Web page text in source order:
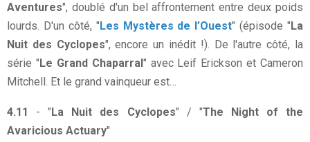
Aventures", doublé d'un bel affrontement entre deux poids
lourds. D'un côté, " Les Mystères de l’Ouest" (épisode " La
Nuit des Cyclopes", encore un inédit !). De l'autre côté, la
série " Le Grand Chaparral " avec Leif Erickson et Cameron
Mitchell. Et le grand vainqueur est…
4.11 - " La Nuit des Cyclopes" / "The Night of the
Avaricious Actuary"